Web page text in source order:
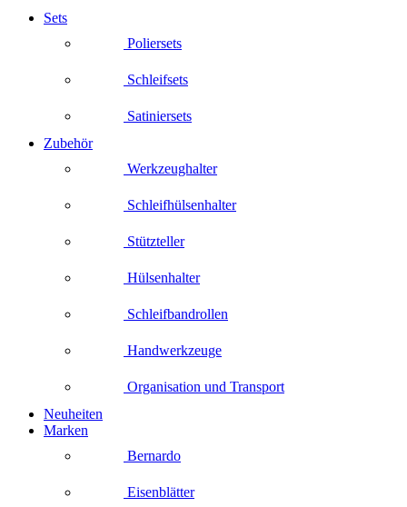
Sets
Poliersets
Schleifsets
Satiniersets
Zubehör
Werkzeughalter
Schleifhülsenhalter
Stützteller
Hülsenhalter
Schleifbandrollen
Handwerkzeuge
Organisation und Transport
Neuheiten
Marken
Bernardo
Eisenblätter